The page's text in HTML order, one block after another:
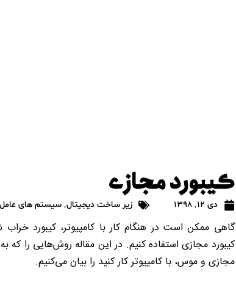
کیبورد مجازی
دی 12, 1398 زیر ساخت دیجیتال,سیستم های عامل
گاهی ممکن است در هنگام کار با کامپیوتر، کیبورد
کیبورد مجازی استفاده کنیم. در این مقاله روش‌هایی را که
مجازی و موس، با کامپیوتر کار کنید را بیان می‌کنیم.